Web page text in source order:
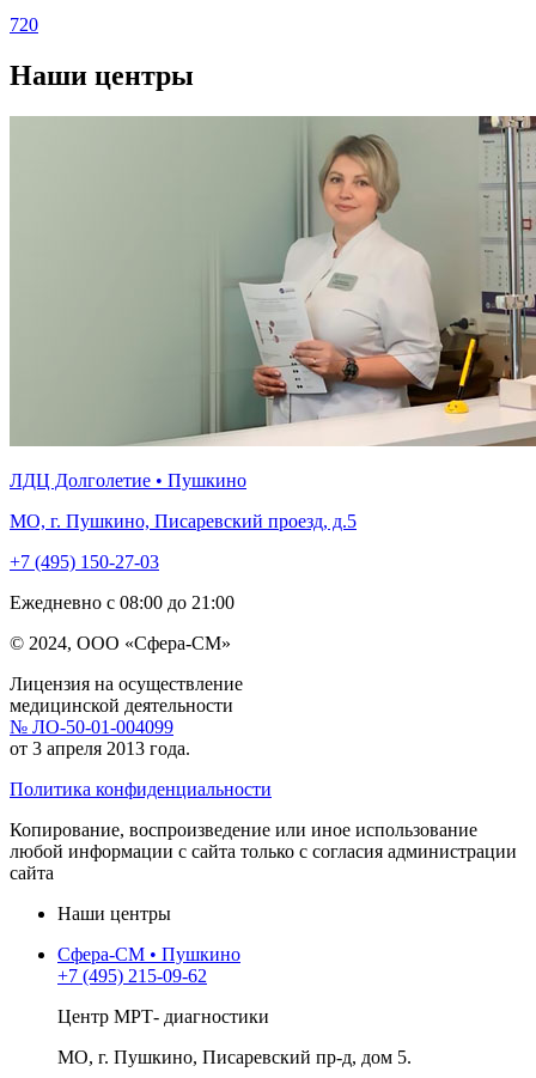
720
Наши центры
ЛДЦ Долголетие • Пушкино
МО, г. Пушкино, Писаревский проезд, д.5
+7 (495) 150-27-03
Ежедневно с 08:00 до 21:00
© 2024, ООО «Сфера-СМ»
Лицензия на осуществление
медицинской деятельности
№ ЛО-50-01-004099
от 3 апреля 2013 года.
Политика конфиденциальности
Копирование, воспроизведение или иное использование
любой информации с сайта только с согласия администрации
сайта
Наши центры
Сфера-СМ • Пушкино
+7 (495) 215-09-62
Центр МРТ- диагностики
МО, г. Пушкино, Писаревский пр-д, дом 5.